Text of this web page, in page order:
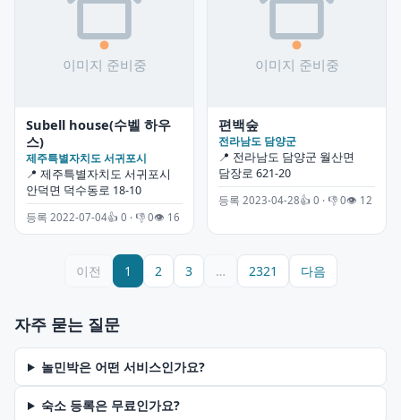
Subell house(수벨 하우
스)
제주특별자치도 서귀포시
📍 제주특별자치도 서귀포시
안덕면 덕수동로 18-10
등록 2022-07-04👍 0 · 👎 0👁 16
편백숲
전라남도 담양군
📍 전라남도 담양군 월산면
담장로 621-20
등록 2023-04-28👍 0 · 👎 0👁 12
이전 1 2 3 … 2321 다음
자주 묻는 질문
놀민박은 어떤 서비스인가요?
숙소 등록은 무료인가요?